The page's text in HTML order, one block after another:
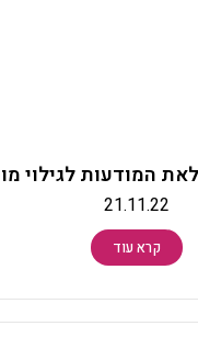
המודעות לגילוי
21.11.22
קרא עוד